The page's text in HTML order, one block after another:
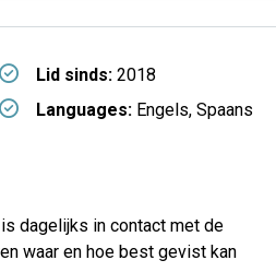
Lid sinds:2018
Languages:Engels, Spaans
dagelijks in contact met de
waar en hoe best gevist kan